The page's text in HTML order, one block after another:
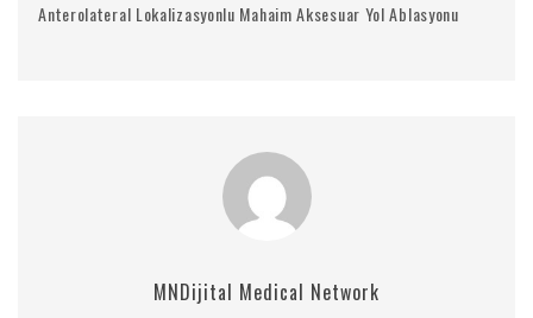
Anterolateral Lokalizasyonlu Mahaim Aksesuar Yol Ablasyonu
MNDijital Medical Network